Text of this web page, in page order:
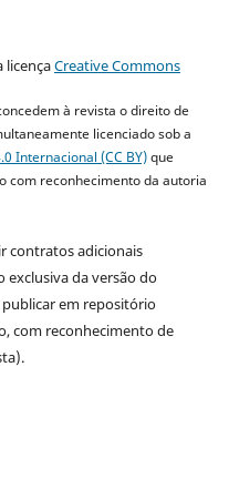
licençaCreative Commons
à revista o direito de
licenciado sob a
Internacional (CC BY)que
com reconhecimento da autoria
contratos adicionais
exclusiva da versão do
em repositório
com reconhecimento de